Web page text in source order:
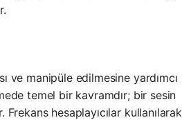
ve manipüle edilmesine yardımcı
temel bir kavramdır; bir sesin
hesaplayıcılar kullanılarak